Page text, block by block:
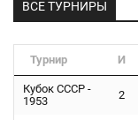
ВСЕ ТУРНИРЫ
Турнир И
Кубок СССР -
1953
2